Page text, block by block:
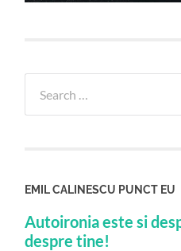
for:
EMIL CALINESCU PUNCT EU
Autoironia este si
despre tine!